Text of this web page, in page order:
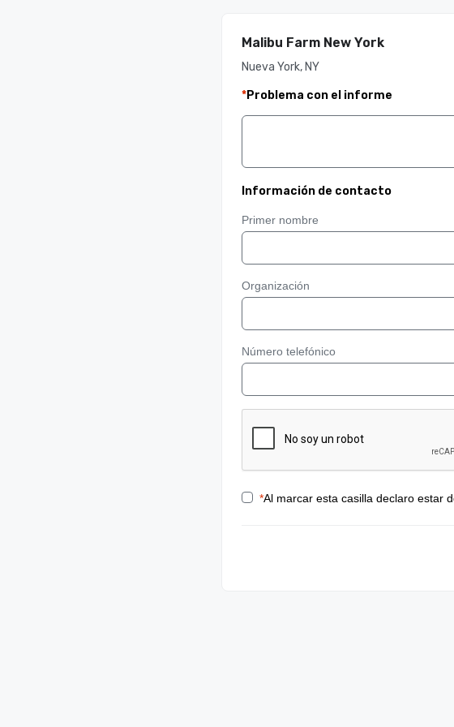
Malibu Farm New York
Nueva York, NY
*Problema con el informe
Información de contacto
Primer nombre
Organización
Número telefónico
*Al marcar esta casilla declaro estar